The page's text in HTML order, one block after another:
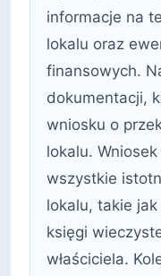
informacje na
lokalu oraz
finansowych.
dokumentacji,
wniosku o
lokalu.
wszystkie
lokalu, takie
księgi
właściciela.